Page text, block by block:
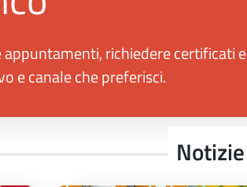
richiedere certificati e
e canale che preferisci.
Notizie